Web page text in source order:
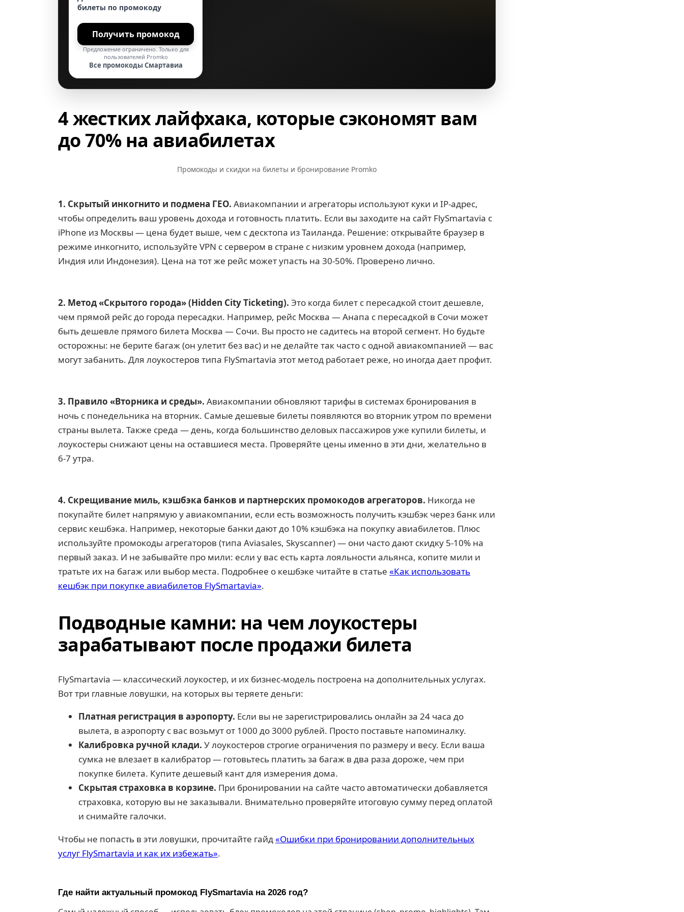
билеты по промокоду
Получить промокод
Предложение ограничено. Только для
пользователей Promko
Все промокоды Смартавиа
4 жестких лайфхака, которые сэкономят вам
до 70% на авиабилетах
Промокоды и скидки на билеты и бронирование Promko
1. Скрытый инкогнито и подмена ГЕО. Авиакомпании и агрегаторы используют куки и IP-адрес,
чтобы определить ваш уровень дохода и готовность платить. Если вы заходите на сайт FlySmartavia с
iPhone из Москвы — цена будет выше, чем с десктопа из Таиланда. Решение: открывайте браузер в
режиме инкогнито, используйте VPN с сервером в стране с низким уровнем дохода (например,
Индия или Индонезия). Цена на тот же рейс может упасть на 30-50%. Проверено лично.
2. Метод «Скрытого города» (Hidden City Ticketing). Это когда билет с пересадкой стоит дешевле,
чем прямой рейс до города пересадки. Например, рейс Москва — Анапа с пересадкой в Сочи может
быть дешевле прямого билета Москва — Сочи. Вы просто не садитесь на второй сегмент. Но будьте
осторожны: не берите багаж (он улетит без вас) и не делайте так часто с одной авиакомпанией — вас
могут забанить. Для лоукостеров типа FlySmartavia этот метод работает реже, но иногда дает профит.
3. Правило «Вторника и среды». Авиакомпании обновляют тарифы в системах бронирования в
ночь с понедельника на вторник. Самые дешевые билеты появляются во вторник утром по времени
страны вылета. Также среда — день, когда большинство деловых пассажиров уже купили билеты, и
лоукостеры снижают цены на оставшиеся места. Проверяйте цены именно в эти дни, желательно в
6-7 утра.
4. Скрещивание миль, кэшбэка банков и партнерских промокодов агрегаторов. Никогда не
покупайте билет напрямую у авиакомпании, если есть возможность получить кэшбэк через банк или
сервис кешбэка. Например, некоторые банки дают до 10% кэшбэка на покупку авиабилетов. Плюс
используйте промокоды агрегаторов (типа Aviasales, Skyscanner) — они часто дают скидку 5-10% на
первый заказ. И не забывайте про мили: если у вас есть карта лояльности альянса, копите мили и
тратьте их на багаж или выбор места. Подробнее о кешбэке читайте в статье «Как использовать
кешбэк при покупке авиабилетов FlySmartavia».
Подводные камни: на чем лоукостеры
зарабатывают после продажи билета
FlySmartavia — классический лоукостер, и их бизнес-модель построена на дополнительных услугах.
Вот три главные ловушки, на которых вы теряете деньги:
Платная регистрация в аэропорту. Если вы не зарегистрировались онлайн за 24 часа до
вылета, в аэропорту с вас возьмут от 1000 до 3000 рублей. Просто поставьте напоминалку.
Калибровка ручной клади. У лоукостеров строгие ограничения по размеру и весу. Если ваша
сумка не влезает в калибратор — готовьтесь платить за багаж в два раза дороже, чем при
покупке билета. Купите дешевый кант для измерения дома.
Скрытая страховка в корзине. При бронировании на сайте часто автоматически добавляется
страховка, которую вы не заказывали. Внимательно проверяйте итоговую сумму перед оплатой
и снимайте галочки.
Чтобы не попасть в эти ловушки, прочитайте гайд«Ошибки при бронировании дополнительных
услуг FlySmartavia и как их избежать».
Где найти актуальный промокод FlySmartavia на 2026 год?